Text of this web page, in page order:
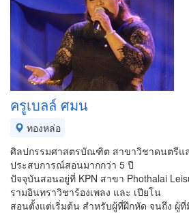
ครูเบลล์ ศมน
ทองหล่อ
ศิลปกรรมศาสตรบัณฑิต สาขาวิชาดนตรีแล
ประสบการณ์สอนมากกว่า 5 ปี
ปัจจุบันสอนอยู่ที่ KPN สาขา Phothalai
รามอินทราวิชาร้องเพลง และ เปียโน
สอนตั้งแต่เริ่มต้น สำหรับผู้ที่ฝึกหัด จนถึง ผู้